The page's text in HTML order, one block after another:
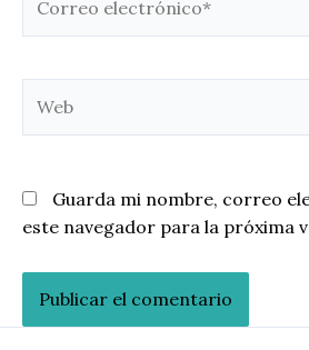
electrónico*
Guarda mi nombre, correo
este navegador para la próxima